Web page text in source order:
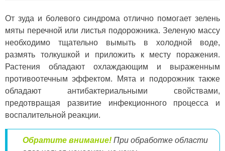
От зуда и болевого синдрома отлично помогает зелень
мяты перечной или листья подорожника. Зеленую массу
необходимо тщательно вымыть в холодной воде,
размять толкушкой и приложить к месту поражения.
Растения обладают охлаждающим и выраженным
противоотечным эффектом. Мята и подорожник также
обладают антибактериальными свойствами,
предотвращая развитие инфекционного процесса и
воспалительной реакции.
Обратите внимание! При обработке области